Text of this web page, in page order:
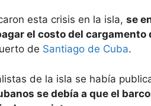
esta crisis en la isla, se
el costo del cargamento
de Santiago de Cuba.
de la isla se había
se debía a que el